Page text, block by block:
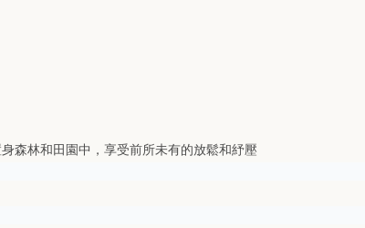
森林和田園中，享受前所未有的放鬆和紓壓